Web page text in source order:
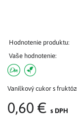
Hodnotenie produktu:
Vaše hodnotenie:
Vanilkový cukor s
0,60 € s DPH